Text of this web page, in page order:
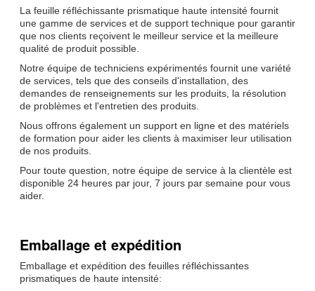
La feuille réfléchissante prismatique haute intensité fournit
une gamme de services et de support technique pour garantir
que nos clients reçoivent le meilleur service et la meilleure
qualité de produit possible.
Notre équipe de techniciens expérimentés fournit une variété
de services, tels que des conseils d'installation, des
demandes de renseignements sur les produits, la résolution
de problèmes et l'entretien des produits.
Nous offrons également un support en ligne et des matériels
de formation pour aider les clients à maximiser leur utilisation
de nos produits.
Pour toute question, notre équipe de service à la clientèle est
disponible 24 heures par jour, 7 jours par semaine pour vous
aider.
Emballage et expédition
Emballage et expédition des feuilles réfléchissantes
prismatiques de haute intensité: